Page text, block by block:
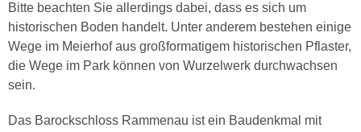
Bitte beachten Sie allerdings dabei, dass es sich um
historischen Boden handelt. Unter anderem bestehen einige
Wege im Meierhof aus großformatigem historischen Pflaster,
die Wege im Park können von Wurzelwerk durchwachsen
sein.
Das Barockschloss Rammenau ist ein Baudenkmal mit